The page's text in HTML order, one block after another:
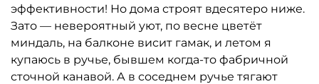
эффективности! Но дома строят вдесятеро ниже.
Зато — невероятный уют, по весне цветёт
миндаль, на балконе висит гамак, и летом я
купаюсь в ручье, бывшем когда-то фабричной
сточной канавой. А в соседнем ручье тягают